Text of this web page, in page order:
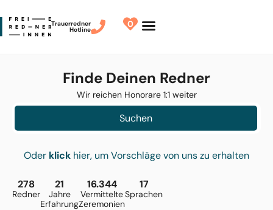
Trauerredner
Hotline
0
Finde Deinen Redner
Wir reichen Honorare 1:1 weiter
Suchen
Oder klick hier, um Vorschläge von uns zu erhalten
Redner
278
Jahre
Erfahrung
21
Vermittelte
Zeremonien
16.344
Sprachen
17